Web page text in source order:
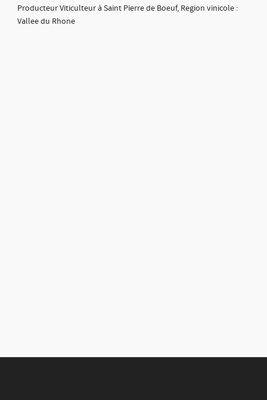
Producteur Viticulteur à Saint Pierre de Boeuf, Region vinicole :
Vallee du Rhone